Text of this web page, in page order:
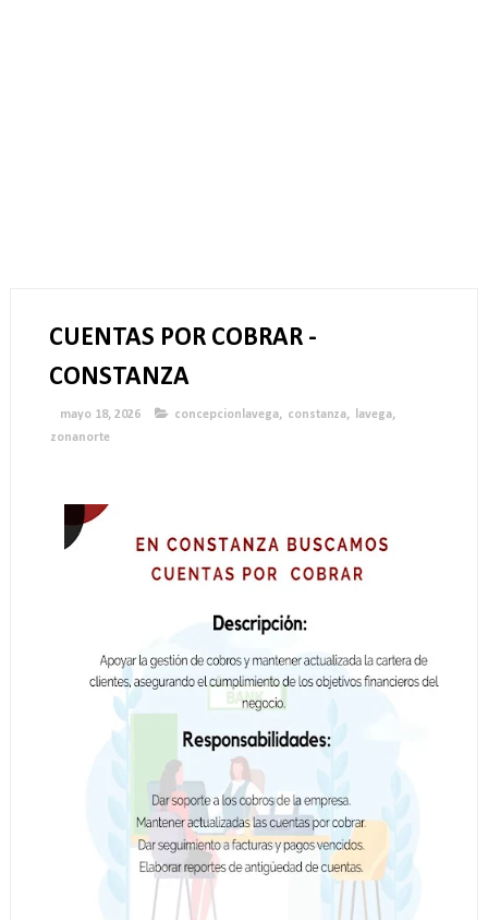
CUENTAS POR COBRAR -
CONSTANZA
mayo 18, 2026 concepcionlavega, constanza, lavega,
zonanorte